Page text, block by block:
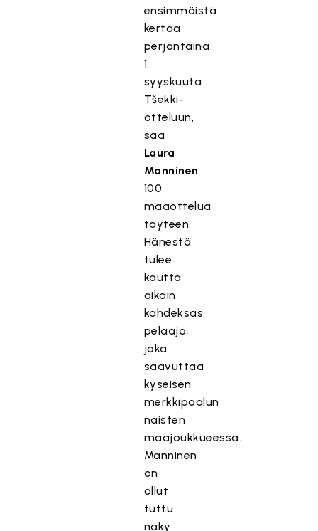
ensimmäistä
kertaa
perjantaina
1.
syyskuuta
Tšekki-
otteluun,
saa
Laura
Manninen
100
maaottelua
täyteen.
Hänestä
tulee
kautta
aikain
kahdeksas
pelaaja,
joka
saavuttaa
kyseisen
merkkipaalun
naisten
maajoukkueessa.
Manninen
on
ollut
tuttu
näky